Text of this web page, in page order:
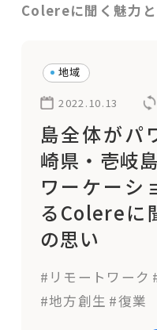
Colereに聞く魅力
地域
2022.10.13
島全体がパ
崎県・壱岐島
ワーケーシ
るColereに
の思い
#リモートワーク
#地方創生 #復業